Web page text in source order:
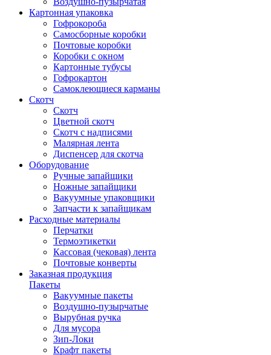
Картонная упаковка
Гофрокороба
Самосборные коробки
Почтовые коробки
Коробки с окном
Картонные тубусы
Гофрокартон
Самоклеющиеся карманы
Скотч
Скотч
Цветной скотч
Скотч с надписями
Малярная лента
Диспенсер для скотча
Оборудование
Ручные запайщики
Ножные запайщики
Вакуумные упаковщики
Запчасти к запайщикам
Расходные материалы
Перчатки
Термоэтикетки
Кассовая (чековая) лента
Почтовые конверты
Заказная продукция
Пакеты
Вакуумные пакеты
Воздушно-пузырчатые
Вырубная ручка
Для мусора
Зип-Локи
Крафт пакеты